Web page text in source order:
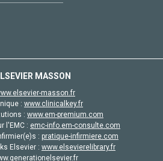
MASSON
masson.fr
: www.clinicalkey.fr
: www.em-premium.com
l'EMC : emc-info.em-consulte.com
: pratique-infirmiere.com
Elsevier : www.elsevierelibrary.fr